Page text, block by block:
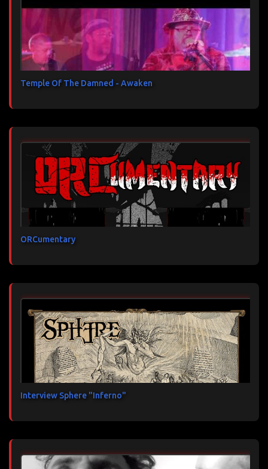
Temple Of The Damned - Awaken
ORCumentary
Interview Sphere "Inferno"